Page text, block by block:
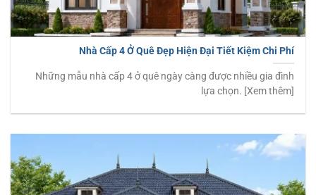
Nhà Cấp 4 Ở Quê Đẹp Hiện Đại Tiết Kiệm Chi Phí
Những mẫu nhà cấp 4 ở quê ngày càng được nhiều gia đình
lựa chọn. [Xem thêm]